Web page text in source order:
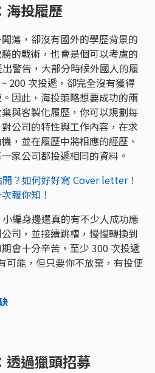
海投履歷
蕩，卻沒有國外的學歷背景的
的戰術，也會是個可以考慮的
警告，大部分時候外國人的履
200 次投遞，卻完全沒有獲得
因此，海投策略想要成功的兩
與客製化履歷，你可以規劃每
公司的特性與工作內容，在求
，並在履歷中將相應的經歷、
家公司都投遞相同的資料。
？如何好好寫 Cover letter！
報你知！
編身邊還真的有不少人成功應
司，並接續跳槽，慢慢轉換到
會十分辛苦，至少 300 次投遞
可能，但只要你不放棄，有投便
透過獵頭招募